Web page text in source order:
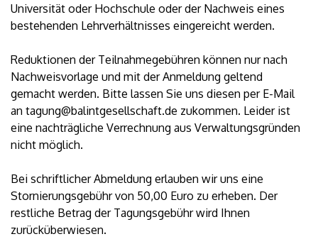
Universität oder Hochschule oder der Nachweis eines
bestehenden Lehrverhältnisses eingereicht werden.
Reduktionen der Teilnahmegebühren können nur nach
Nachweisvorlage und mit der Anmeldung geltend
gemacht werden. Bitte lassen Sie uns diesen per E-Mail
an tagung@balintgesellschaft.de zukommen. Leider ist
eine nachträgliche Verrechnung aus Verwaltungsgründen
nicht möglich.
Bei schriftlicher Abmeldung erlauben wir uns eine
Stornierungsgebühr von 50,00 Euro zu erheben. Der
restliche Betrag der Tagungsgebühr wird Ihnen
zurücküberwiesen.